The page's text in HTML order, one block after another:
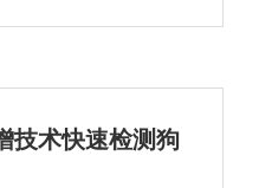
味活度值（odor
结果表明：从4 种脱
种类及含量，推断醛
源。其中酵母法和
技术快速检测狗